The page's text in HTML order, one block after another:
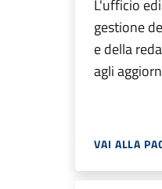
L'ufficio
gestione
e della
agli
VAI ALLA